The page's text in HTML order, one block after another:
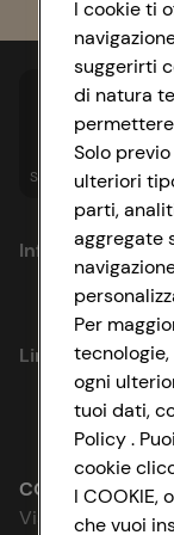
Spesa online
Informazioni
Privacy Policy
Cookie Policy
Impostazioni
Accessibilità
Link utili
Lavora con noi
Le cooperative
CONAD
Via Michelino,
I cookie ti
suggerirti
di natura
Solo
ulteriori
parti,
aggregate
Per
tecnologie,
ogni
tuoi dati,
Policy .
cookie
I COOKIE,
che vuoi